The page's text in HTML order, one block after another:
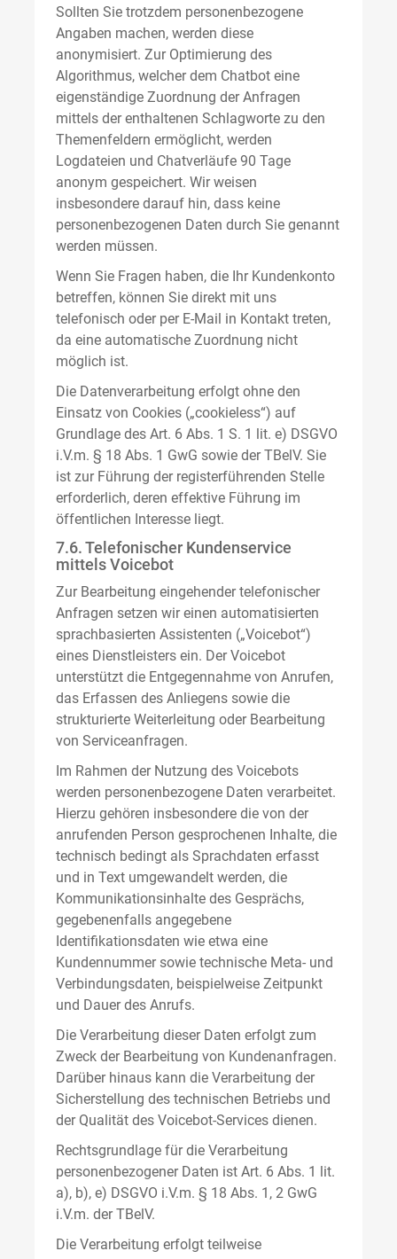
Sollten Sie trotzdem personenbezogene
Angaben machen, werden diese
anonymisiert. Zur Optimierung des
Algorithmus, welcher dem Chatbot eine
eigenständige Zuordnung der Anfragen
mittels der enthaltenen Schlagworte zu den
Themenfeldern ermöglicht, werden
Logdateien und Chatverläufe 90 Tage
anonym gespeichert. Wir weisen
insbesondere darauf hin, dass keine
personenbezogenen Daten durch Sie genannt
werden müssen.
Wenn Sie Fragen haben, die Ihr Kundenkonto
betreffen, können Sie direkt mit uns
telefonisch oder per E-Mail in Kontakt treten,
da eine automatische Zuordnung nicht
möglich ist.
Die Datenverarbeitung erfolgt ohne den
Einsatz von Cookies („cookieless“) auf
Grundlage des Art. 6 Abs. 1 S. 1 lit. e) DSGVO
i.V.m. § 18 Abs. 1 GwG sowie der TBelV. Sie
ist zur Führung der registerführenden Stelle
erforderlich, deren effektive Führung im
öffentlichen Interesse liegt.
7.6. Telefonischer Kundenservice
mittels Voicebot
Zur Bearbeitung eingehender telefonischer
Anfragen setzen wir einen automatisierten
sprachbasierten Assistenten („Voicebot“)
eines Dienstleisters ein. Der Voicebot
unterstützt die Entgegennahme von Anrufen,
das Erfassen des Anliegens sowie die
strukturierte Weiterleitung oder Bearbeitung
von Serviceanfragen.
Im Rahmen der Nutzung des Voicebots
werden personenbezogene Daten verarbeitet.
Hierzu gehören insbesondere die von der
anrufenden Person gesprochenen Inhalte, die
technisch bedingt als Sprachdaten erfasst
und in Text umgewandelt werden, die
Kommunikationsinhalte des Gesprächs,
gegebenenfalls angegebene
Identifikationsdaten wie etwa eine
Kundennummer sowie technische Meta- und
Verbindungsdaten, beispielweise Zeitpunkt
und Dauer des Anrufs.
Die Verarbeitung dieser Daten erfolgt zum
Zweck der Bearbeitung von Kundenanfragen.
Darüber hinaus kann die Verarbeitung der
Sicherstellung des technischen Betriebs und
der Qualität des Voicebot-Services dienen.
Rechtsgrundlage für die Verarbeitung
personenbezogener Daten ist Art. 6 Abs. 1 lit.
a), b), e) DSGVO i.V.m. § 18 Abs. 1, 2 GwG
i.V.m. der TBelV.
Die Verarbeitung erfolgt teilweise